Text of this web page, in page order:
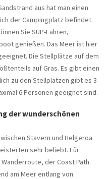
aus hat man einen
der Campingplatz befindet.
Sie SUP-Fahren,
genießen. Das Meer ist hier
Die Stellplätze auf dem
auf Gras. Es gibt einen
zu den Stellplätzen gibt es 3
6 Personen geeignet sind.
der wunderschönen
Stavern und Helgeroa
sehr beliebt. Für
der Coast Path.
am Meer entlang von